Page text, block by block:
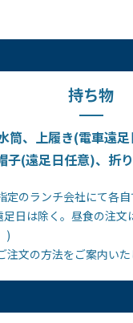
持ち物
筒、上履き(電車遠
子(遠足日任意)、折
のランチ会社にて各自
日は除く。昼食の注文
)
文の方法をご案内いた